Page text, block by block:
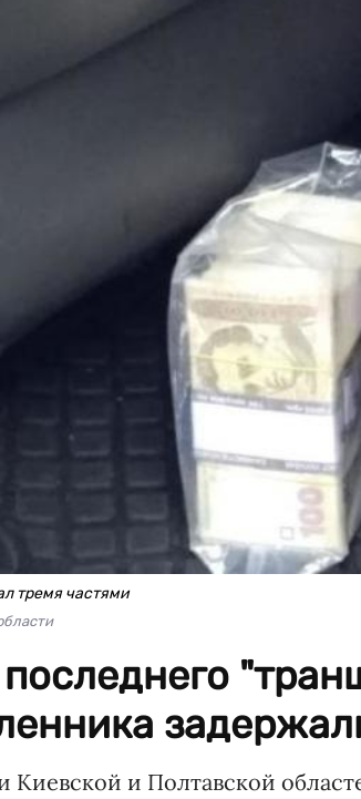
тремя частями
Киевской и Полтавской